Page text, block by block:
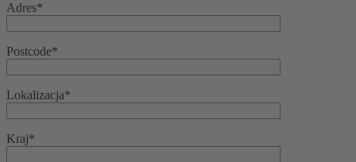
Adres*
Postcode*
Lokalizacja*
Kraj*